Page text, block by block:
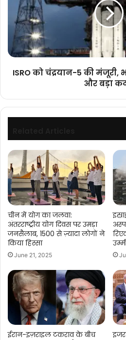
मंजूरी,
भारत
में
औरISRO को चंद्रयान-5 की मंजूरी,
और बड़ा
चीन में योग का जलवा:
अंतरराष्ट्रीय योग दिवस पर उमड़ा
जनसैलाब, 1500 से ज़्यादा लोगों ने
किया हिस्सा
June 21, 2025
ईरान-इज़राइल टकराव के बीच